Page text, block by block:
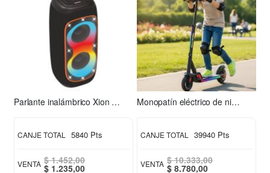
Parlante inalámbrico Xion XI-XT31
CANJE TOTAL 5840 Pts
VENTA $ 1.452,00
Special
$ 1.235,00
Monopatín eléctrico de niño S2 Xion
CANJE TOTAL 39940 Pts
VENTA $ 10.333,00
Special
$ 8.780,00